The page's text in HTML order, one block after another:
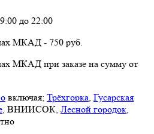
до 22:00
МКАД - 750 руб.
МКАД при заказе на сумму от
включая; Трёхгорка, Гусарская
, ВНИИСОК, Лесной городок,